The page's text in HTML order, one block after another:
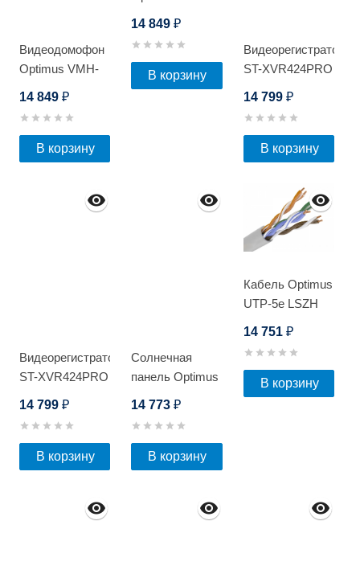
Видеодомофон
Optimus VMH-
7.1 (Белый)
14 849 ₽
В корзину
7.1
14 849₽
В корзину
Видеорегистратор
ST-XVR424PRO
D
14 799 ₽
В корзину
Видеорегистратор
ST-XVR424PRO
D
14 799 ₽
В корзину
Солнечная
панель Optimus
SPM-250W
14 773₽
В корзину
Кабель Optimus
UTP-5e LSZH
4x2x0.5 Cu
14 751 ₽
В корзину